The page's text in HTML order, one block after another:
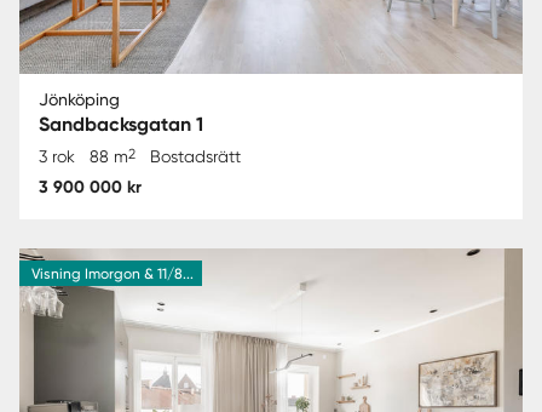
Jönköping
Sandbacksgatan 1
3 rok 88 m2 Bostadsrätt
3 900 000 kr
Visning Imorgon & 11/8...